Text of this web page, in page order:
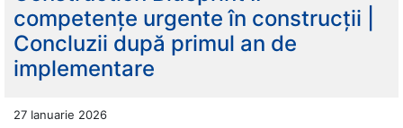
competențe urgente în construcții |
Concluzii după primul an de
implementare
27 Ianuarie 2026